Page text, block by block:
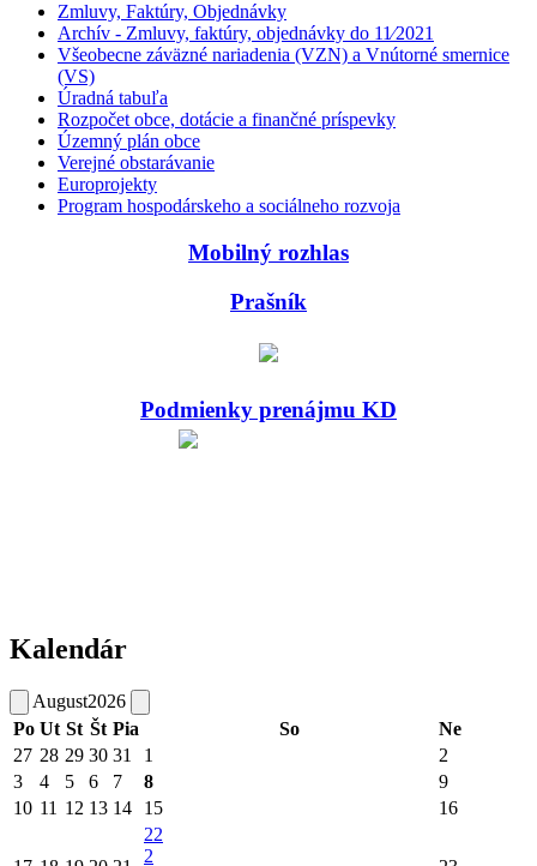
Zmluvy, Faktúry, Objednávky
Archív - Zmluvy, faktúry, objednávky do 11⁄2021
Všeobecne záväzné nariadenia (VZN) a Vnútorné smernice
(VS)
Úradná tabuľa
Rozpočet obce, dotácie a finančné príspevky
Územný plán obce
Verejné obstarávanie
Europrojekty
Program hospodárskeho a sociálneho rozvoja
Mobilný rozhlas
Prašník
Podmienky prenájmu KD
Kalendár
August2026
Po Ut St Št Pia So
Ne
27 28 29 30 31 1
2
3
4 5 6 7 8
9
10 11 12 13 14 15 16
22
2